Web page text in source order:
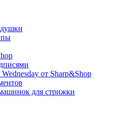
от Sharp&Shop
для стрижки